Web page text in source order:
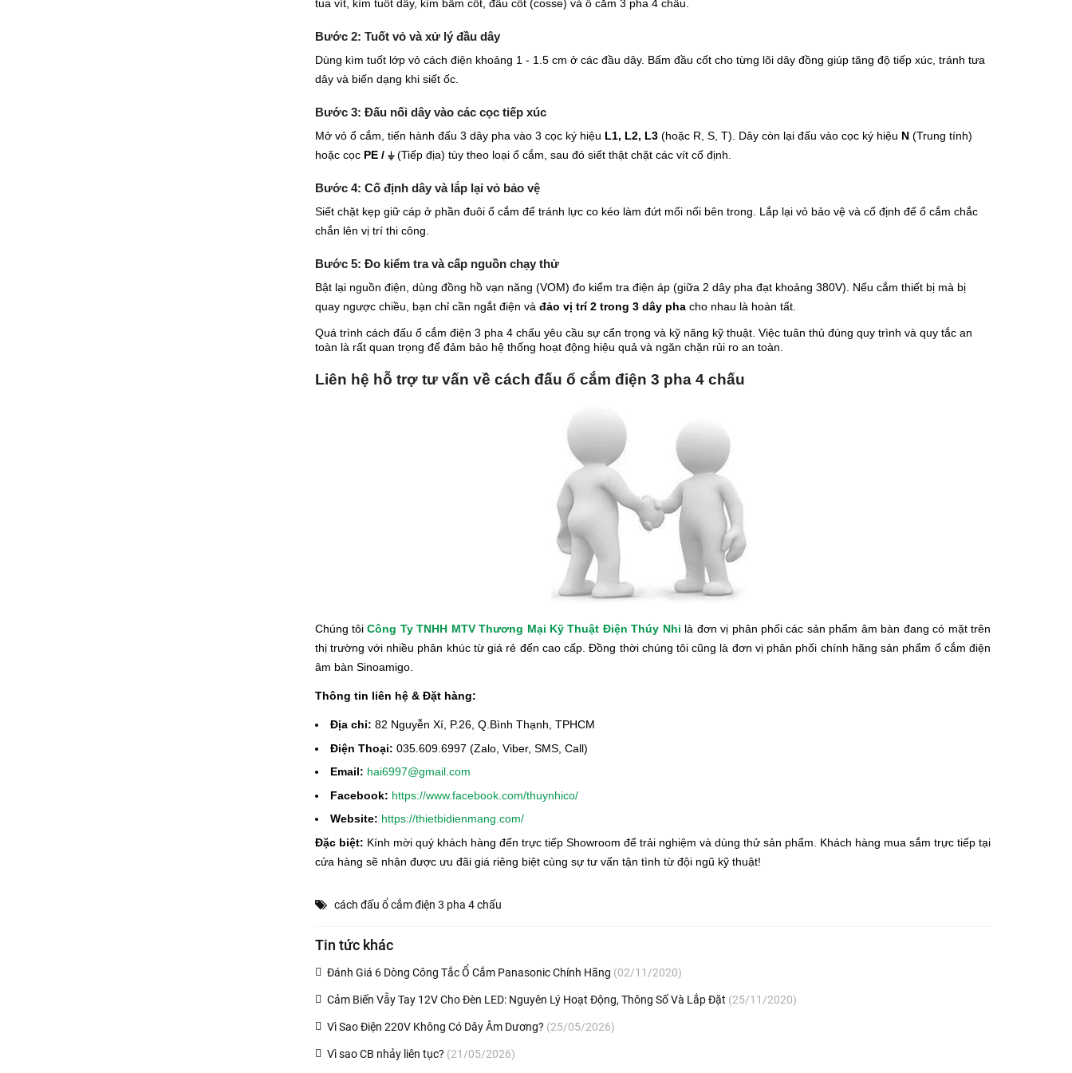
tua vít, kìm tuốt dây, kìm bấm cốt, đầu cốt (cosse) và ổ cắm 3 pha 4 chấu.
Bước 2: Tuốt vỏ và xử lý đầu dây
Dùng kìm tuốt lớp vỏ cách điện khoảng 1 - 1.5 cm ở các đầu dây. Bấm đầu cốt cho từng lõi dây đồng giúp tăng độ tiếp xúc, tránh tưa
dây và biến dạng khi siết ốc.
Bước 3: Đấu nối dây vào các cọc tiếp xúc
Mở vỏ ổ cắm, tiến hành đấu 3 dây pha vào 3 cọc ký hiệu L1, L2, L3(hoặc R, S, T). Dây còn lại đấu vào cọc ký hiệu N(Trung tính)
hoặc cọc PE / ⏚(Tiếp địa) tùy theo loại ổ cắm, sau đó siết thật chặt các vít cố định.
Bước 4: Cố định dây và lắp lại vỏ bảo vệ
Siết chặt kẹp giữ cáp ở phần đuôi ổ cắm để tránh lực co kéo làm đứt mối nối bên trong. Lắp lại vỏ bảo vệ và cố định đế ổ cắm chắc
chắn lên vị trí thi công.
Bước 5: Đo kiểm tra và cấp nguồn chạy thử
Bật lại nguồn điện, dùng đồng hồ vạn năng (VOM) đo kiểm tra điện áp (giữa 2 dây pha đạt khoảng 380V). Nếu cắm thiết bị mà bị
quay ngược chiều, bạn chỉ cần ngắt điện và đảo vị trí 2 trong 3 dây phacho nhau là hoàn tất.
Quá trình cách đấu ổ cắm điện 3 pha 4 chấu yêu cầu sự cẩn trọng và kỹ năng kỹ thuật. Việc tuân thủ đúng quy trình và quy tắc an
toàn là rất quan trọng để đảm bảo hệ thống hoạt động hiệu quả và ngăn chặn rủi ro an toàn.
Liên hệ hỗ trợ tư vấn về cách đấu ổ cắm điện 3 pha 4 chấu
Chúng tôiCông Ty TNHH MTV Thương Mại Kỹ Thuật Điện Thúy Nhi là đơn vị phân phối các sản phẩm âm bàn đang có mặt trên
thị trường với nhiều phân khúc từ giá rẻ đến cao cấp. Đồng thời chúng tôi cũng là đơn vị phân phối chính hãng sản phẩm ổ cắm điện
âm bàn Sinoamigo.
Thông tin liên hệ & Đặt hàng:
Địa chỉ: 82 Nguyễn Xí, P.26, Q.Bình Thạnh, TPHCM
Điện Thoại: 035.609.6997 (Zalo, Viber, SMS, Call)
Email: hai6997@gmail.com
Facebook: https://www.facebook.com/thuynhico/
Website: https://thietbidienmang.com/
Đặc biệt: Kính mời quý khách hàng đến trực tiếp Showroom để trải nghiệm và dùng thử sản phẩm. Khách hàng mua sắm trực tiếp tại
cửa hàng sẽ nhận được ưu đãi giá riêng biệt cùng sự tư vấn tận tình từ đội ngũ kỹ thuật!
cách đấu ổ cắm điện 3 pha 4 chấu
Tin tức khác
Đánh Giá 6 Dòng Công Tắc Ổ Cắm Panasonic Chính Hãng (02/11/2020)
Cảm Biến Vẫy Tay 12V Cho Đèn LED: Nguyên Lý Hoạt Động, Thông Số Và Lắp Đặt (25/11/2020)
Vì Sao Điện 220V Không Có Dây Âm Dương? (25/05/2026)
Vì sao CB nhảy liên tục? (21/05/2026)